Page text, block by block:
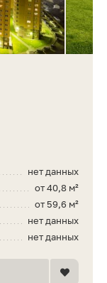
нет данных
от 40,8 м²
от 59,6 м²
нет данных
нет данных